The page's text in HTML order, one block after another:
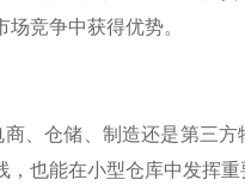
竞争中获得优势。
、仓储、制造还是第三
也能在小型仓库中发挥